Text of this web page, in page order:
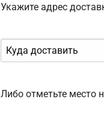
Укажите адрес
Либо отметьте место